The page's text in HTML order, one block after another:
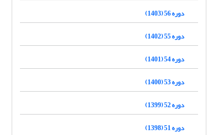
دوره 56 (1403)
دوره 55 (1402)
دوره 54 (1401)
دوره 53 (1400)
دوره 52 (1399)
دوره 51 (1398)